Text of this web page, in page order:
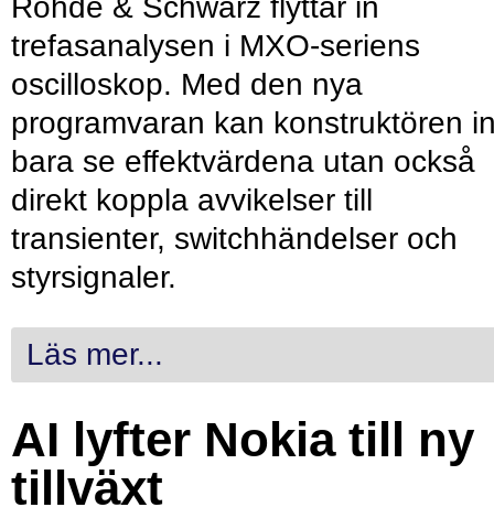
Rohde & Schwarz flyttar in
trefasanalysen i MXO-seriens
oscilloskop. Med den nya
programvaran kan konstruktören
bara se effektvärdena utan också
direkt koppla avvikelser till
transienter, switchhändelser och
styrsignaler.
Läs mer...
AI lyfter Nokia till ny
tillväxt